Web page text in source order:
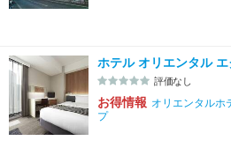
ホテル オリエンタル
評価なし
お得情報 オリエンタルホ
プ